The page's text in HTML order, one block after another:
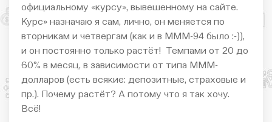
официальному «курсу», вывешенному на сайте.
Курс» назначаю я сам, лично, он меняется по
вторникам и четвергам (как и в МММ-94 было :-)),
и он постоянно только растёт! Темпами от 20 до
60% в месяц, в зависимости от типа МММ-
долларов (есть всякие: депозитные, страховые и
пр.). Почему растёт? А потому что я так хочу.
Всё!